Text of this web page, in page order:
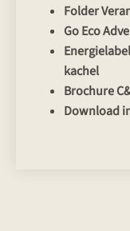
Folder
Go Eco
kachel
Brochure
Download